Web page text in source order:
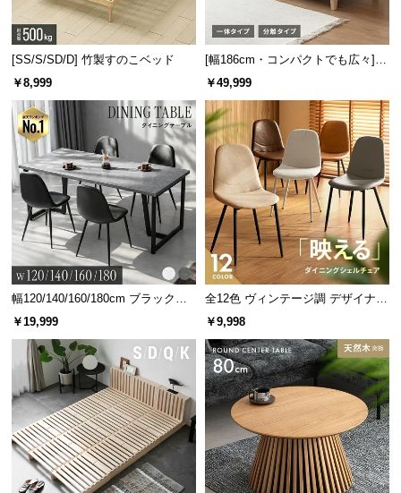
体重をしっかりと支える頑丈なスチール脚。耐荷重
約200kgの優れた耐久性です。
耐荷重 約200kg
強度と安全性を追求したフレーム
内部の木製フレームは、厚みのある天然木を使用
し、面材をベニヤなどで補強して耐久性を高めてい
ます。
[SS/S/SD/D] 竹製すのこベッド
￥8,999
[幅186cm・コンパクトでも広々] 3
人掛けソファベッド リクライニン
グ 天然木フレーム 北欧
￥49,999
幅120/140/160/180cm ブラックフ
レーム ダイニング 大理石調 4人掛
￥19,999
全12色 ヴィンテージ調 デザイナー
ズシェルチェア
￥9,998